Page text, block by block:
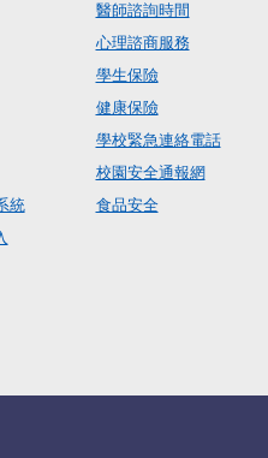
統
醫師諮詢時間
心理諮商服務
學生保險
健康保險
學校緊急連絡電話
校園安全通報網
食品安全